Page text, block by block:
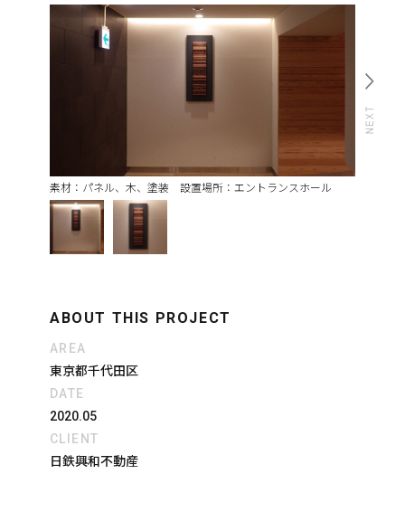
素材：パネル、木、塗装 設置場所：エントランスホール
ABOUT THIS PROJECT
AREA
東京都千代田区
DATE
2020.05
CLIENT
日鉄興和不動産